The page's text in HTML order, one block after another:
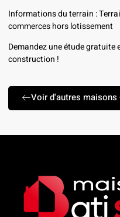
Informations du terrain :
commerces hors lotissement
Demandez une étude gratuite
construction !
Voir d'autres maisons